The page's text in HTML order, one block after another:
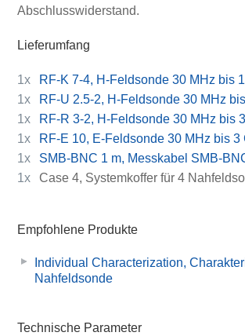
Abschlusswiderstand.
Lieferumfang
1x
RF-K 7-4, H-Feldsonde 30 MHz bis
1x
RF-U 2.5-2, H-Feldsonde 30 MHz
1x
RF-R 3-2, H-Feldsonde 30 MHz bis
1x
RF-E 10, E-Feldsonde 30 MHz bis 3
1x
SMB-BNC 1 m, Messkabel SMB-
1x
Case 4, Systemkoffer für 4
Empfohlene Produkte
Individual Characterization,
Nahfeldsonde
Technische Parameter